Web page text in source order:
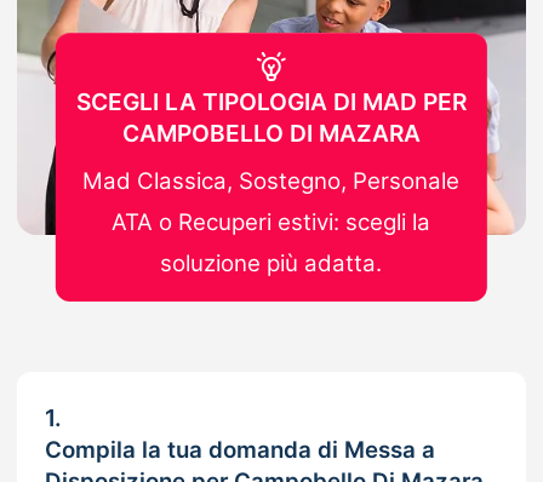
1.
Compila la tua domanda di Messa a
SCEGLI LA TIPOLOGIA DI MAD PER
CAMPOBELLO DI MAZARA
Mad Classica, Sostegno, Personale
ATA o Recuperi estivi: scegli la
soluzione più adatta.